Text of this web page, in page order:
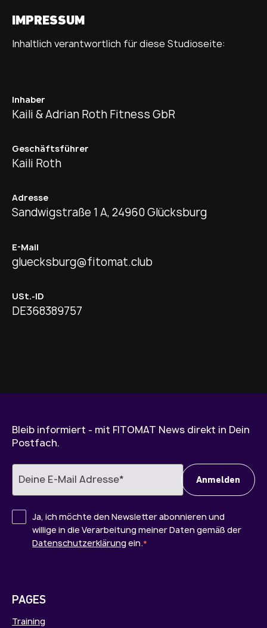
IMPRESSUM
Inhaltlich verantwortlich für diese Studioseite:
Inhaber
Kaili & Adrian Roth Fitness GbR
Geschäftsführer
Kaili Roth
Adresse
Sandwigstraße 1 A, 24960 Glücksburg
E-Mail
gluecksburg@fitomat.club
USt.-ID
DE368389757
Bleib informiert - mit FITOMAT News direkt in Dein
Postfach.
Ja, ich möchte den Newsletter abonnieren und
willige in die Verarbeitung meiner Daten gemäß der
Datenschutzerklärung ein.*
PAGES
Training